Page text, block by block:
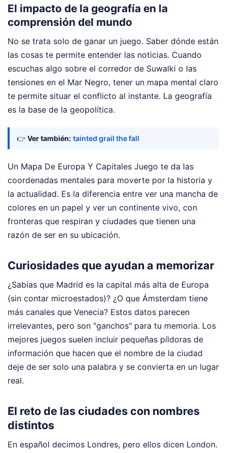
El impacto de la geografía en la
comprensión del mundo
No se trata solo de ganar un juego. Saber dónde están
las cosas te permite entender las noticias. Cuando
escuchas algo sobre el corredor de Suwalki o las
tensiones en el Mar Negro, tener un mapa mental claro
te permite situar el conflicto al instante. La geografía
es la base de la geopolítica.
👉 Ver también: tainted grail the fall
Un Mapa De Europa Y Capitales Juego te da las
coordenadas mentales para moverte por la historia y
la actualidad. Es la diferencia entre ver una mancha de
colores en un papel y ver un continente vivo, con
fronteras que respiran y ciudades que tienen una
razón de ser en su ubicación.
Curiosidades que ayudan a memorizar
¿Sabías que Madrid es la capital más alta de Europa
(sin contar microestados)? ¿O que Ámsterdam tiene
más canales que Venecia? Estos datos parecen
irrelevantes, pero son "ganchos" para tu memoria. Los
mejores juegos suelen incluir pequeñas píldoras de
información que hacen que el nombre de la ciudad
deje de ser solo una palabra y se convierta en un lugar
real.
El reto de las ciudades con nombres
distintos
En español decimos Londres, pero ellos dicen London.